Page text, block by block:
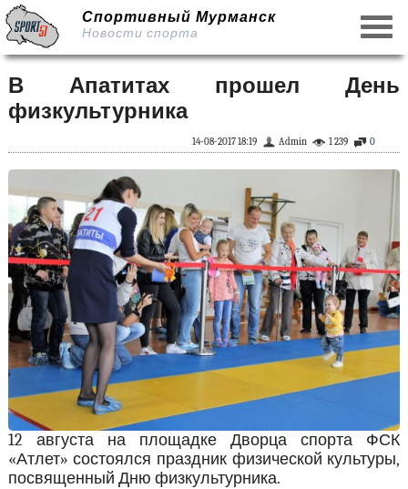
Спортивный Мурманск
Новости спорта
В Апатитах прошел День
физкультурника
0
1 239
Admin
14-08-2017 18:19
12 августа на площадке Дворца спорта ФСК
«Атлет» состоялся праздник физической культуры,
посвященный Дню физкультурника.